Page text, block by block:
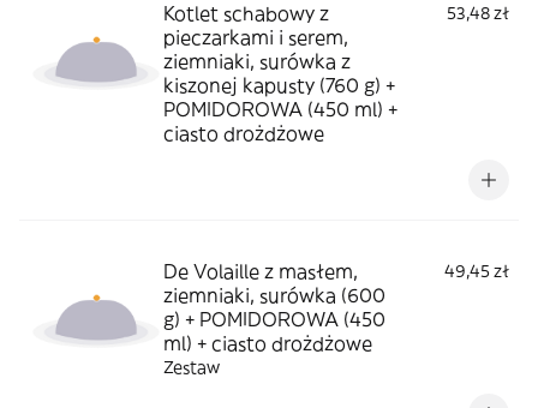
Kotlet schabowy z
pieczarkami i serem,
ziemniaki, surówka z
kiszonej kapusty (760 g) +
POMIDOROWA (450 ml) +
ciasto drożdżowe
53,48 zł
De Volaille z masłem,
ziemniaki, surówka (600
g) + POMIDOROWA (450
ml) + ciasto drożdżowe
49,45 zł
Zestaw